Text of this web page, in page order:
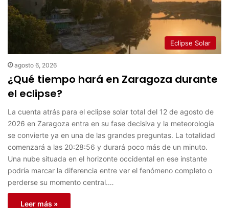
Eclipse Solar
agosto 6, 2026
¿Qué tiempo hará en Zaragoza durante
el eclipse?
La cuenta atrás para el eclipse solar total del 12 de agosto de
2026 en Zaragoza entra en su fase decisiva y la meteorología
se convierte ya en una de las grandes preguntas. La totalidad
comenzará a las 20:28:56 y durará poco más de un minuto.
Una nube situada en el horizonte occidental en ese instante
podría marcar la diferencia entre ver el fenómeno completo o
perderse su momento central.…
Leer más »